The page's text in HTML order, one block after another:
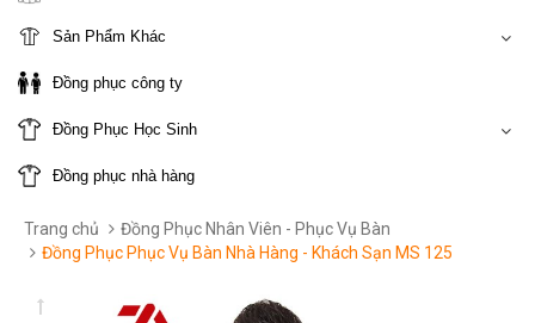
Sản Phẩm Khác
Đồng phục công ty
Đồng Phục Học Sinh
Đồng phục nhà hàng
Trang chủ
Đồng Phục Nhân Viên - Phục Vụ Bàn
Đồng Phục Phục Vụ Bàn Nhà Hàng - Khách Sạn MS 125